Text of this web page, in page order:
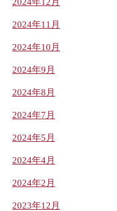
2024年11月
2024年10月
2024年9月
2024年8月
2024年7月
2024年5月
2024年4月
2024年2月
2023年12月